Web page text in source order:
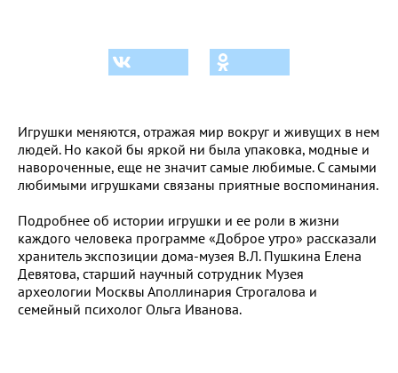
Игрушки меняются, отражая мир вокруг и живущих в нем
людей. Но какой бы яркой ни была упаковка, модные и
навороченные, еще не значит самые любимые. С самыми
любимыми игрушками связаны приятные воспоминания.
Подробнее об истории игрушки и ее роли в жизни
каждого человека программе «Доброе утро» рассказали
хранитель экспозиции дома-музея В.Л. Пушкина Елена
Девятова, старший научный сотрудник Музея
археологии Москвы Аполлинария Строгалова и
семейный психолог Ольга Иванова.